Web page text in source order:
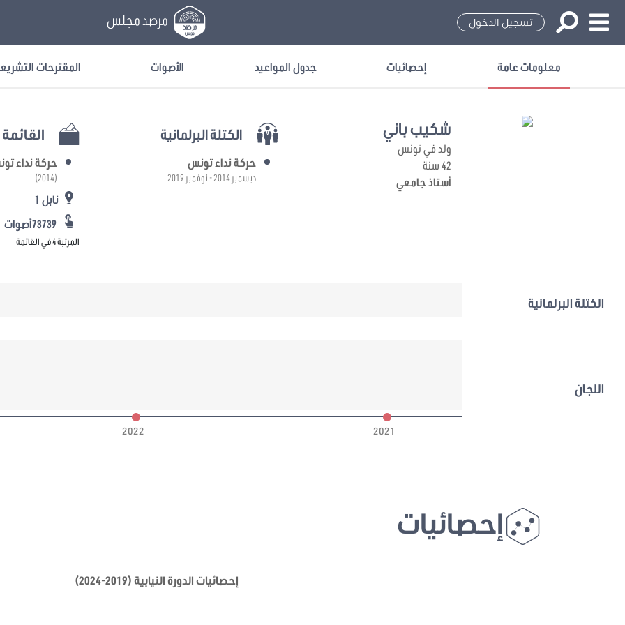
تسجيل الدخول مرصد مجلس
معلومات عامة إحصائيات جدول المواعيد الأصوات المقترحات
شكيب باني
ولد في تونس
42 سنة
أستاذ جامعي
الكتلة البرلمانية
حركة نداء تونس
ديسمبر 2014 - نوفمبر 2019
القائمة
حركة نداء
(2014)
نابل 1
المرتبة 4 في القائمة
الكتلة البرلمانية
اللجان
2021
2022
إحصائيات
إحصائيات الدورة النيابية (2019-2024)